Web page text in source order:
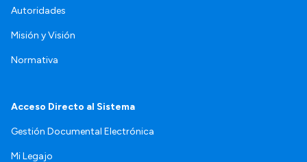
Autoridades
Misión y Visión
Normativa
Acceso Directo al Sistema
Gestión Documental Electrónica
Mi Legajo